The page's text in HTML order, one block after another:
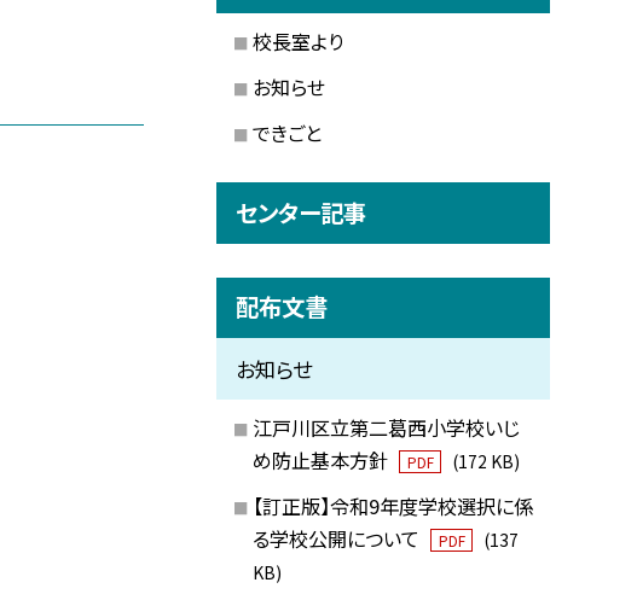
校長室より
お知らせ
できごと
センター記事
配布文書
お知らせ
江戸川区立第二葛西小学校いじ
め防止基本方針
PDF (172 KB)
【訂正版】令和9年度学校選択に係
る学校公開について
PDF
(137
KB)